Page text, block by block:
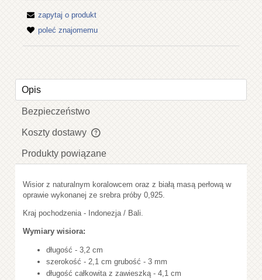
zapytaj o produkt
poleć znajomemu
Opis
Bezpieczeństwo
Koszty dostawy
Cena nie zawiera ewentualnych kosztów płatności
Produkty powiązane
Wisior z naturalnym koralowcem oraz z białą masą perłową w
oprawie wykonanej ze srebra próby 0,925.
Kraj pochodzenia - Indonezja / Bali.
Wymiary wisiora:
długość - 3,2 cm
szerokość - 2,1 cm grubość - 3 mm
długość całkowita z zawieszką - 4,1 cm